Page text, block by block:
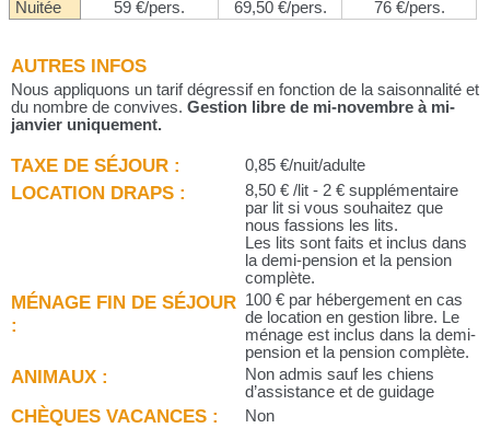
Nuitée 59 €/pers. 69,50 €/pers. 76 €/pers.
AUTRES INFOS
Nous appliquons un tarif dégressif en fonction de la saisonnalité et
du nombre de convives. Gestion libre de mi-novembre à mi-
janvier uniquement.
TAXE DE SÉJOUR : 0,85 €/nuit/adulte
LOCATION DRAPS :
8,50 € /lit - 2 € supplémentaire
par lit si vous souhaitez que
nous fassions les lits.
Les lits sont faits et inclus dans
la demi-pension et la pension
complète.
MÉNAGE FIN DE SÉJOUR
:
100 € par hébergement en cas
de location en gestion libre. Le
ménage est inclus dans la demi-
pension et la pension complète.
ANIMAUX :
Non admis sauf les chiens
d’assistance et de guidage
CHÈQUES VACANCES : Non